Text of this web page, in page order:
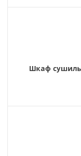
Шкаф